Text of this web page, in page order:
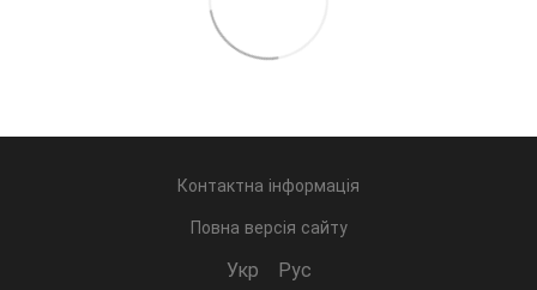
Контактна інформація
Повна версія сайту
Укр Рус